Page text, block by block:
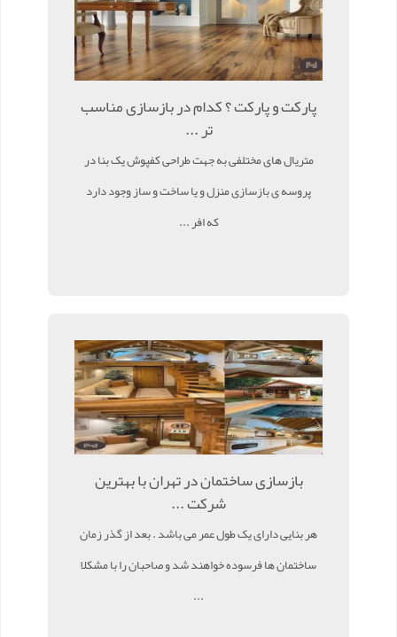
پارکت و پارکت ؟ کدام در بازسازی مناسب
تر ...
متریال های مختلفی به جهت طراحی کفپوش یک بنا در
پروسه ی بازسازی منزل و یا ساخت و ساز وجود دارد
که افر ...
بازسازی ساختمان در تهران با بهترین
شرکت ...
هر بنایی دارای یک طول عمر می باشد . بعد از گذر زمان
ساختمان ها فرسوده خواهند شد و صاحبان را با مشکلا
...